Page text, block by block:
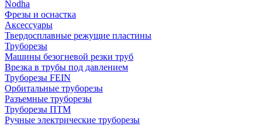
Nodha
Фрезы и оснастка
Аксессуары
Твердосплавные режущие пластины
Труборезы
Машины безогневой резки труб
Врезка в трубы под давлением
Труборезы FEIN
Орбитальные труборезы
Разъемные труборезы
Труборезы ПТМ
Ручные электрические труборезы